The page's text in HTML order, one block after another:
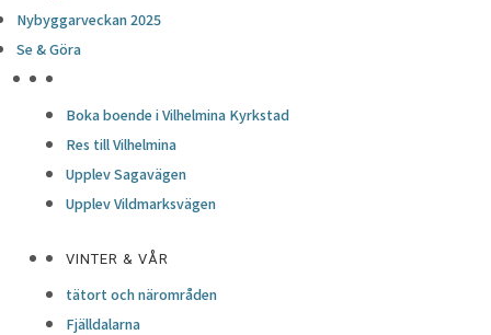
Nybyggarveckan 2025
Se & Göra
Boka boende i Vilhelmina Kyrkstad
Res till Vilhelmina
Upplev Sagavägen
Upplev Vildmarksvägen
VINTER & VÅR
tätort och närområden
Fjälldalarna